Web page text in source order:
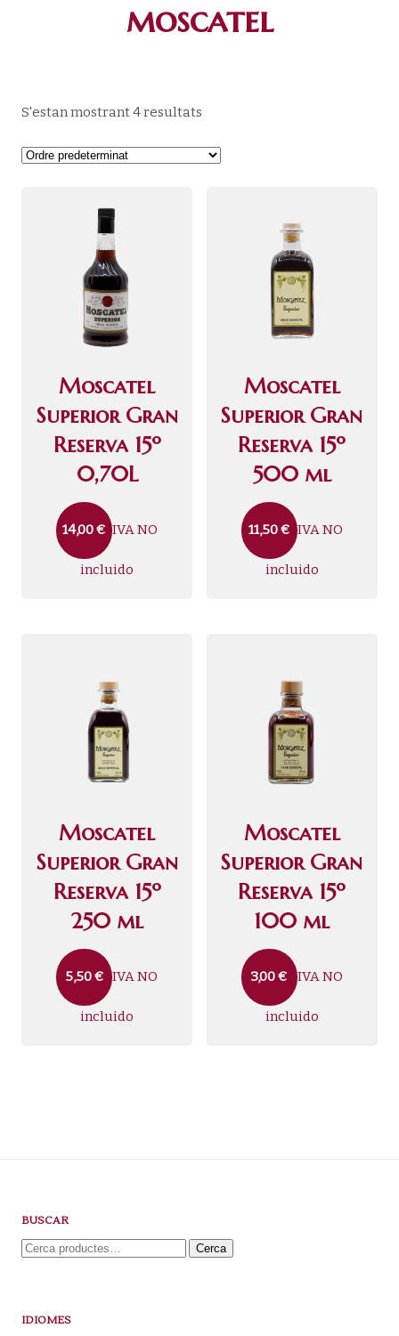
moscatel
S'estan mostrant 4 resultats
Moscatel
Superior Gran
Reserva 15º
0,70L
14,00€ IVA NO
incluido
Moscatel
Superior Gran
Reserva 15º
500 ml
11,50€ IVA NO
incluido
Moscatel
Superior Gran
Reserva 15º
250 ml
5,50€ IVA NO
incluido
Moscatel
Superior Gran
Reserva 15º
100 ml
3,00€ IVA NO
incluido
BUSCAR
Cerca: Cerca
IDIOMES